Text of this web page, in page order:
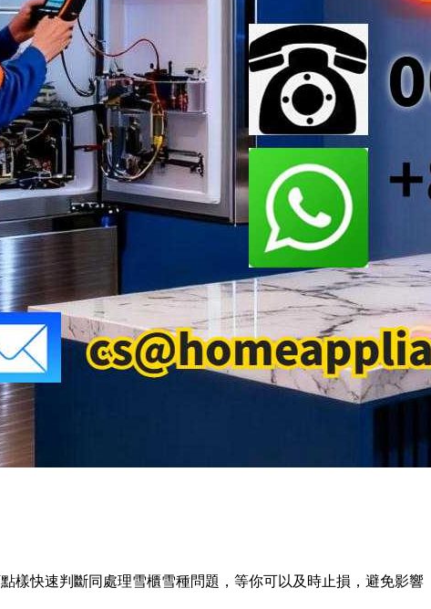
樣快速判斷同處理雪櫃雪種問題，等你可以及時止損，避免影響